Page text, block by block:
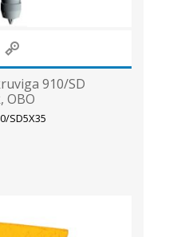
910/SD
OBO
SD5X35